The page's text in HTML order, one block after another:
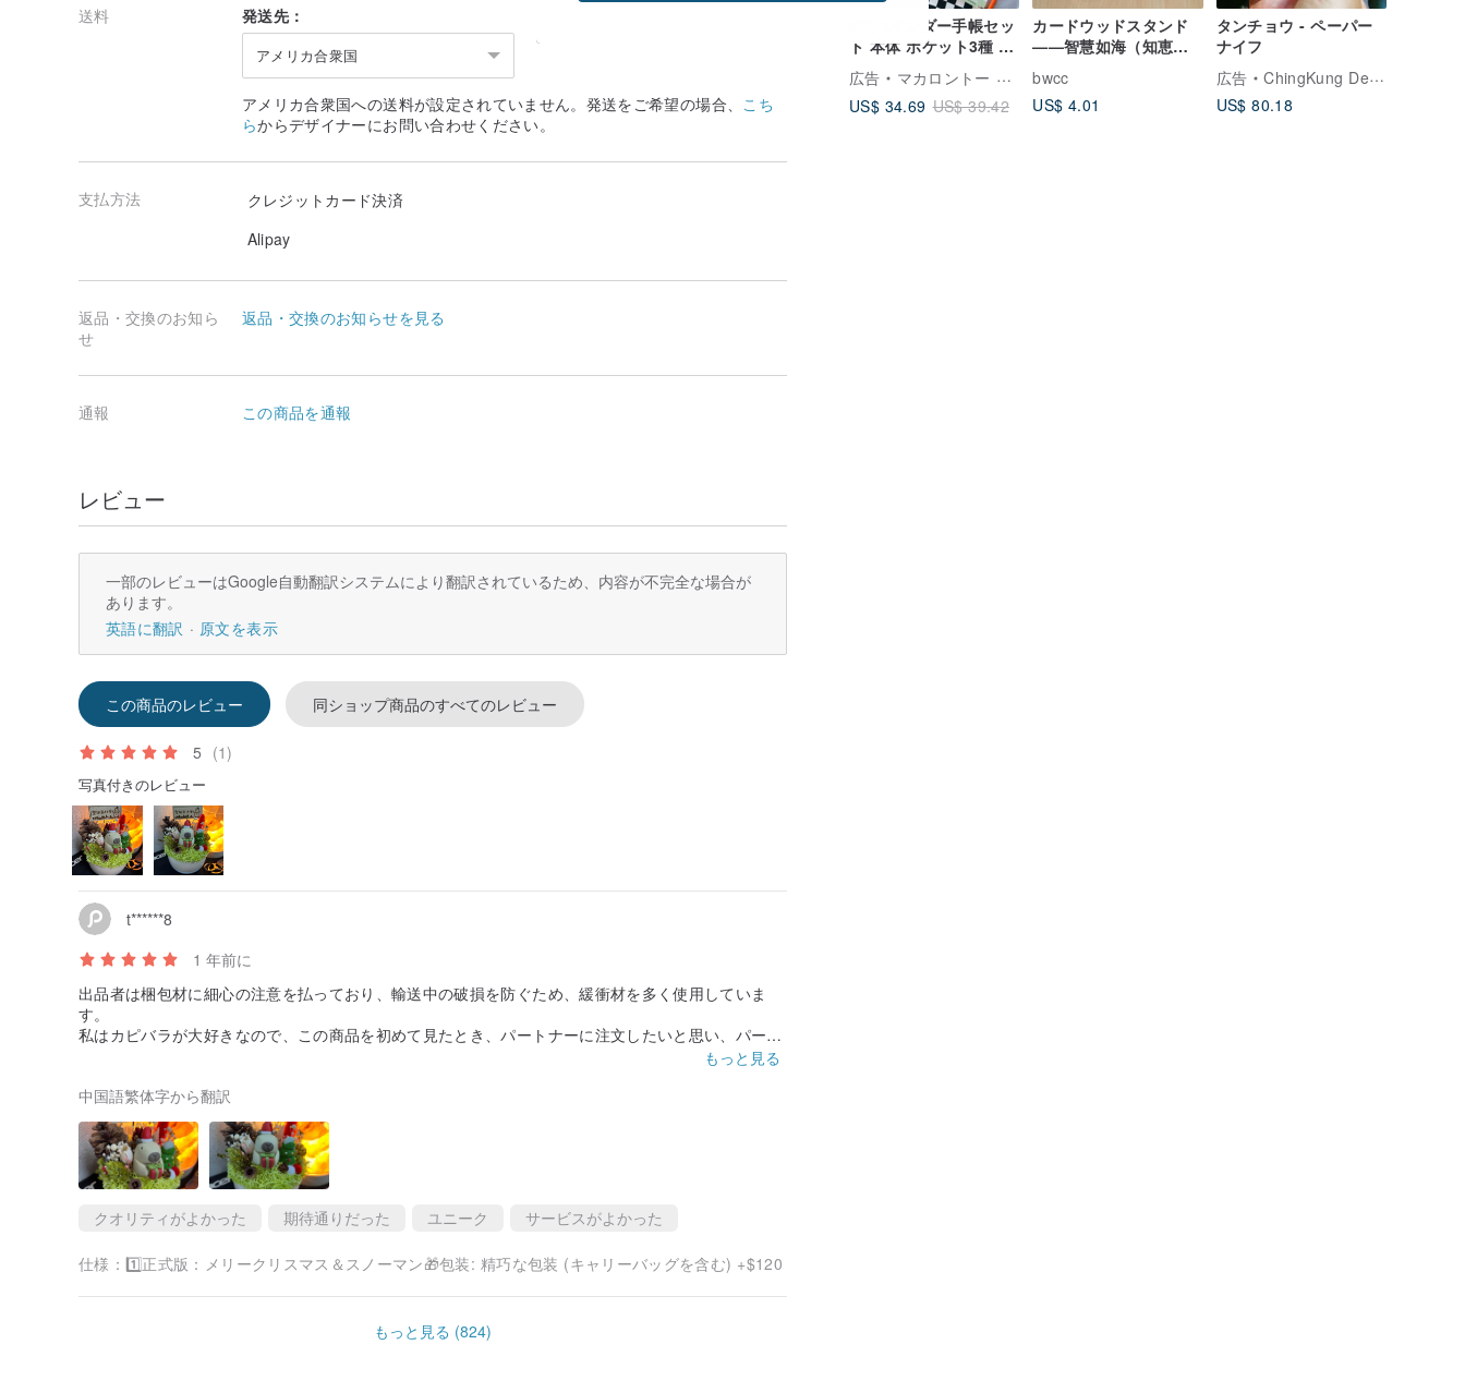
6穴バインダー手帳セッ
ト 本体 ポケット3種 ウ
ィークリー
広告
マカロントー 馬卡龍腳趾
US$ 34.69 US$ 39.42
カードウッドスタンド
——智慧如海（知恵は
海のごとく）
bwcc
US$ 4.01
タンチョウ - ペーパー
ナイフ
広告
ChingKung Design
US$ 80.18
▂▂▂▂▂▂▂▂▂▂▂▂▂▂▂▂▂▂▂▂▂▂
|メッセージボードの裏側には名刺、写真、メモ、またはクリスマスカードを挟めます|
|クリスマスカードは別途購入可能です。デザインは以下の画像をご参照ください～|
✅カード追加購入は45元です www.pinkoi.com/product/BjLqRtBk
▂▂▂▂▂▂▂▂▂▂▂▂▂▂▂▂▂▂▂▂▂▂
|サイズ：直径約7cm、高さ約13cm|
▂▂▂▂▂▂▂▂▂▂▂▂▂▂▂▂▂▂▂▂▂▂
|基本的な内容物は以下の通りです|
|別途ラッピングサービスも追加可能です。下にスクロールするとラッピング画像があります|
▂▂▂▂▂▂▂▂▂▂▂▂▂▂▂▂▂▂▂▂▂▂
|私たちが直接素敵に仕上げます！|
🎁+0元 基本ラッピング
透明な気泡緩衝材で包んで発送します。
🎁+120元 豪華ラッピング:
小さな鉢植えは直接ギフトボックスに入れ、外側を包装紙とリボンで包み、紙袋を添えて、友人へ
美しくプレゼントできます！
※注意※
包装紙の柄はイメージです。実際の包装の柄は多少異なる場合があります。
▂▂▂▂▂▂▂▂▂▂▂▂▂▂▂▂▂▂▂▂▂▂
【 商 品 仕 様 】
▶サイズ: 幅7cm x 高さ13cm
▶素材: 木製鉢+ドライフラワー+種子+ソフトクレイ製カピバラサンタ
▶内容: 商品本体x1、マグネットメッセージボードx1、お手入れカードx1、飾り方説明カードx1
※鉢は天然木を純粋な手作業で研磨・塗装しているため、多少の天然の凹凸や木目があります。滑
らかで完璧なものをお求めの方はご遠慮ください。
【 お 手 入 れ 方 法 】
▶直射日光の当たる場所や湿気の多い場所には置かないでください。
▶小さなほこりがある場合は、水彩筆や絵筆で軽く払ってください。
▶水やりは不要です、水やりは不要です、水やりは不要です。
▂▂▂▂▂▂▂▂▂▂▂▂▂▂▂▂▂▂▂▂▂▂
【 追加購入オプション 】
れています。追加購入すると2枚以上になります。)
www.pinkoi.com/product/DUBiHqsS
✅45元でカードを追加購入
www.pinkoi.com/product/BjLqRtBk
*****************
【その他の注意事項】
方のみご購入ください。
2. 環境保護のため、緩衝材にはリサイクル紙を使用する場合があります。特別なご要望がある場
送料 発送先：
アメリカ合衆国
アメリカ合衆国への送料が設定されていません。発送をご希望の場合、 こち
らからデザイナーにお問い合わせください。
支払方法
クレジットカード決済
Alipay
返品・交換のお知ら
せ
返品・交換のお知らせを見る
通報 この商品を通報
レビュー
一部のレビューはGoogle自動翻訳システムにより翻訳されているため、内容が不完全な場合が
あります。
英語に翻訳
原文を表示
この商品のレビュー 同ショップ商品のすべてのレビュー
5 (1)
写真付きのレビュー
t******8
1 年前に
出品者は梱包材に細心の注意を払っており、輸送中の破損を防ぐため、緩衝材を多く使用していま
す。
私はカピバラが大好きなので、この商品を初めて見たとき、パートナーに注文したいと思い、パート
ナーと一緒にプレゼントを開けたとき、クリスマス帽子をかぶったカピバラが本当にかわいくて驚き
販売者のユニークなデザインがとても気に入りました。今回の購入では販売者の丁寧な対応にとても
感謝しています。
もっと見る
中国語繁体字から翻訳
クオリティがよかった 期待通りだった ユニーク サービスがよかった
仕様：1️⃣正式版：メリークリスマス＆スノーマン🎁包装: 精巧な包装 (キャリーバッグを含む) +$120
もっと見る (824)